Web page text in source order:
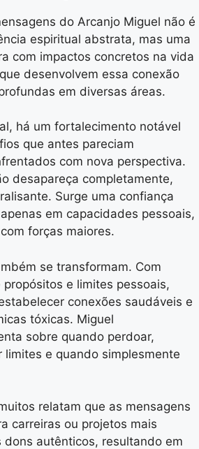
do Arcanjo Miguel não é
espiritual abstrata, mas uma
com impactos concretos na vida
desenvolvem essa conexão
em diversas áreas.
há um fortalecimento notável
que antes pareciam
com nova perspectiva.
desapareça completamente,
Surge uma confiança
em capacidades pessoais,
forças maiores.
se transformam. Com
e limites pessoais,
conexões saudáveis e
tóxicas. Miguel
sobre quando perdoar,
limites e quando simplesmente
relatam que as mensagens
carreiras ou projetos mais
dons autênticos, resultando em